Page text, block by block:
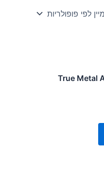
True Metal